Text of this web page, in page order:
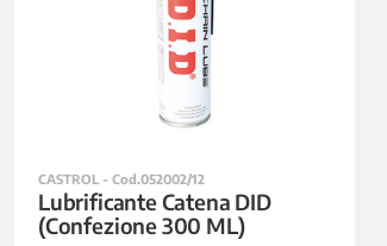
CASTROL - Cod.052002/12
Lubrificante Catena DID
(Confezione 300 ML)